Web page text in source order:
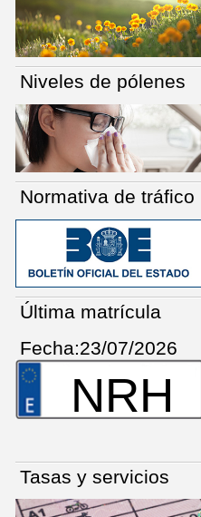
Niveles de pólenes
Normativa de tráfico
Última matrícula
Fecha:23/07/2026
NRH
Tasas y servicios